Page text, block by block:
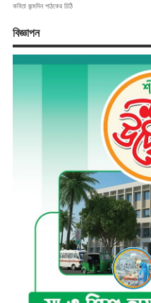
কবিতা জন্মদিন পাঠকের চিঠি
বিজ্ঞাপন